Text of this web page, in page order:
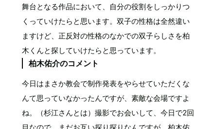
舞台となる作品において、自分の役割をしっかりつ
くっていけたらと思います。双子の性格は全然違い
ますけど、正反対の性格のなかでの双子らしさを柏
木くんと探していけたらと思っています。
柏木佑介のコメント
今日はまさか教会で制作発表をやらせていただくな
んて思っていなかったんですが、素敵な会場ですよ
ね。（杉江さんとは）撮影でお会いして、今日で2回
目なので、まだお互い探り探りなんですが、柏木佑